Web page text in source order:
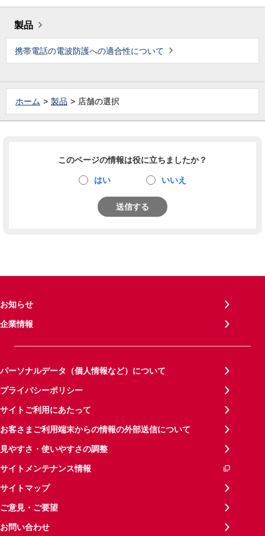
製品
携帯電話の電波防護への適合性について
ホーム 製品 店舗の選択
このページの情報は役に立ちましたか？
はい いいえ
送信する
お知らせ
企業情報
パーソナルデータ（個人情報など）について
プライバシーポリシー
サイトご利用にあたって
お客さまご利用端末からの情報の外部送信について
見やすさ・使いやすさの調整
サイトメンテナンス情報
サイトマップ
ご意見・ご要望
お問い合わせ